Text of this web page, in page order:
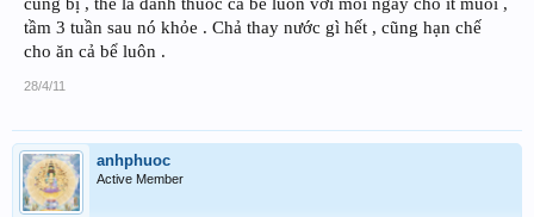
tầm 3 tuần sau nó khỏe . Chả thay nước gì hết , cũng hạn chế
cho ăn cả bể luôn .
28/4/11
anhphuoc
Active Member